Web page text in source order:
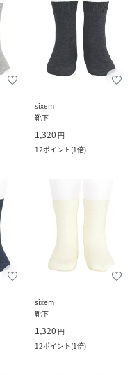
sixem
靴下
1,320 円
12ポイント(1倍)
sixem
靴下
1,320 円
12ポイント(1倍)